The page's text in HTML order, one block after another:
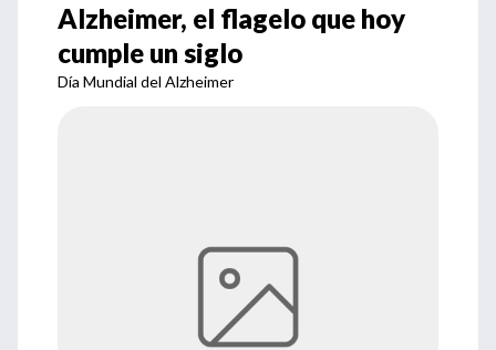
Alzheimer, el flagelo que hoy
cumple un siglo
Día Mundial del Alzheimer